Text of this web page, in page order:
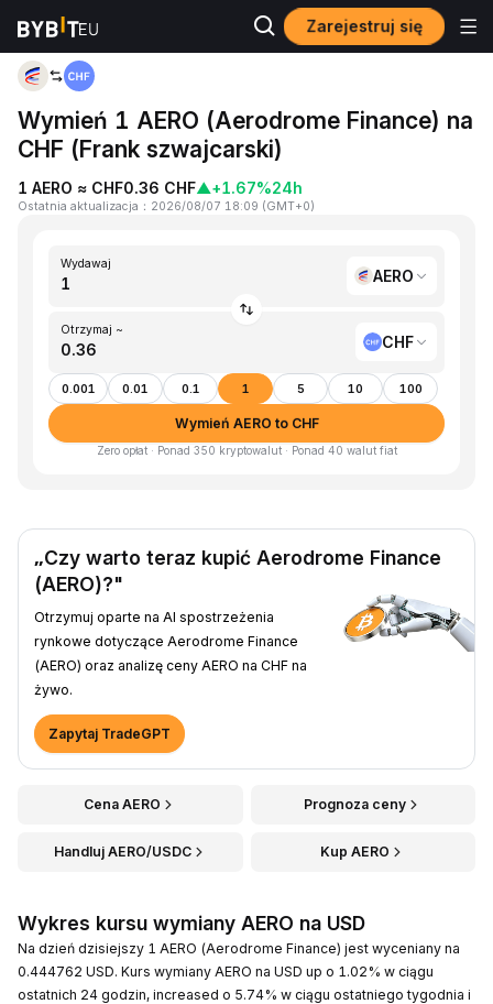
Zarejestruj się
Strona główna
Wymień 1 AERO (Aerodrome Finance) na
CHF (Frank szwajcarski)
1 AERO ≈ CHF0.36 CHF▲+1.67%24h
Ostatnia aktualizacja ： 2026/08/07 18:09 (GMT+0)
Wydawaj
AERO
Otrzymaj ~
CHF
0.001 0.01 0.1 1 5 10 100
Wymień AERO to CHF
Zero opłat · Ponad 350 kryptowalut · Ponad 40 walut fiat
„Czy warto teraz kupić Aerodrome Finance
(AERO)?"
Otrzymuj oparte na AI spostrzeżenia
rynkowe dotyczące Aerodrome Finance
(AERO) oraz analizę ceny AERO na CHF na
żywo.
Zapytaj TradeGPT
Cena AERO Prognoza ceny
Handluj AERO/USDC Kup AERO
Wykres kursu wymiany AERO na USD
Na dzień dzisiejszy 1 AERO (Aerodrome Finance) jest wyceniany na
0.444762 USD. Kurs wymiany AERO na USD up o 1.02% w ciągu
ostatnich 24 godzin, increased o 5.74% w ciągu ostatniego tygodnia i